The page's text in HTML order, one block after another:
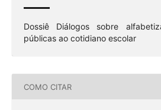
Dossiê Diálogos sobre
públicas ao cotidiano escolar
COMO CITAR